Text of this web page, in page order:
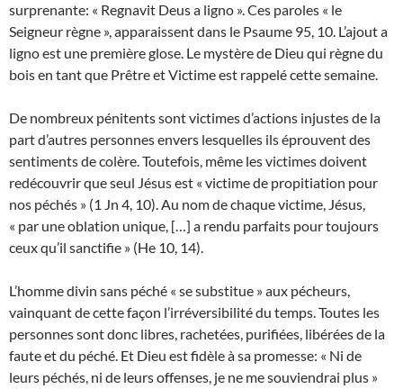
surprenante: « Regnavit Deus a ligno ». Ces paroles « le
Seigneur règne », apparaissent dans le Psaume 95, 10. L’ajout a
ligno est une première glose. Le mystère de Dieu qui règne du
bois en tant que Prêtre et Victime est rappelé cette semaine.
De nombreux pénitents sont victimes d’actions injustes de la
part d’autres personnes envers lesquelles ils éprouvent des
sentiments de colère. Toutefois, même les victimes doivent
redécouvrir que seul Jésus est « victime de propitiation pour
nos péchés » (1 Jn 4, 10). Au nom de chaque victime, Jésus,
« par une oblation unique, […] a rendu parfaits pour toujours
ceux qu’il sanctifie » (He 10, 14).
L’homme divin sans péché « se substitue » aux pécheurs,
vainquant de cette façon l’irréversibilité du temps. Toutes les
personnes sont donc libres, rachetées, purifiées, libérées de la
faute et du péché. Et Dieu est fidèle à sa promesse: « Ni de
leurs péchés, ni de leurs offenses, je ne me souviendrai plus »